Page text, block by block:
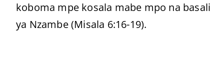
koboma mpe kosala mabe mpo na basali
ya Nzambe (Misala 6:16-19).